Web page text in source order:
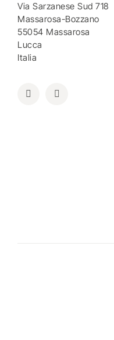
Via Sarzanese Sud 718
Massarosa-Bozzano
55054 Massarosa
Lucca
Italia